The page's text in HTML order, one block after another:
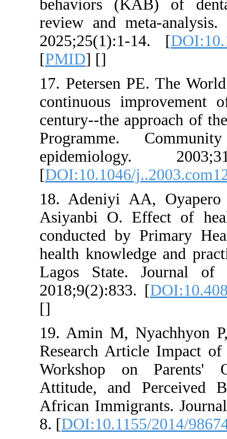
behaviors
review and
17. Petersen
continuous
century--the
[DOI:10.1046/
18. Adeniyi
Asiyanbi O.
conducted by
health
Lagos
19. Amin M,
Research
Workshop
Attitude, and
African
8. [